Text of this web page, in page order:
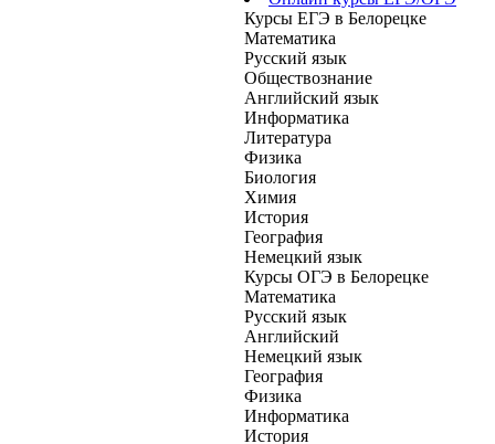
Курсы ЕГЭ в Белорецке
Математика
Русский язык
Обществознание
Английский язык
Информатика
Литература
Физика
Биология
Химия
История
География
Немецкий язык
Курсы ОГЭ в Белорецке
Математика
Русский язык
Английский
Немецкий язык
География
Физика
Информатика
История